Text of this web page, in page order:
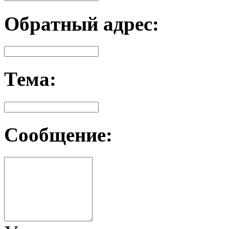
Обратный адрес:
Тема:
Сообщение: